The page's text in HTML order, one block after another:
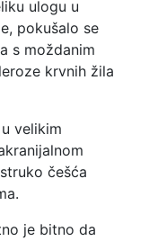
ulogu u
pokušalo se
s moždanim
krvnih žila
velikim
češća
je bitno da